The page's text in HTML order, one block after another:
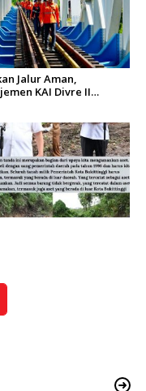
Jalur Aman,
KAI Divre II